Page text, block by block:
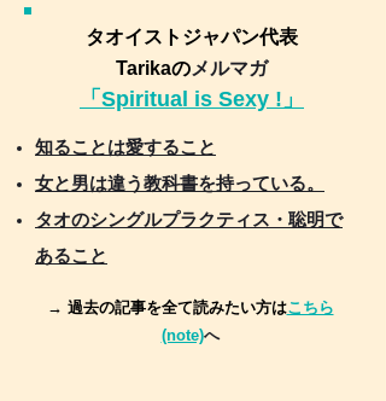
タオイストジャパン代表
Tarikaのメルマガ
「Spiritual is Sexy !」
知ることは愛すること
女と男は違う教科書を持っている。
タオのシングルプラクティス・聡明で
あること
→ 過去の記事を全て読みたい方はこちら
(note)へ